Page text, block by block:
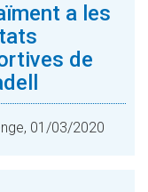
a les
de
01/03/2020